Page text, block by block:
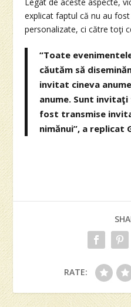
explicat faptul că nu au
personalizate, ci către toţi
“Toate
căutăm să
invitat cineva
anume. Sunt
fost transmise
nimănui”, a replicat
RATE: